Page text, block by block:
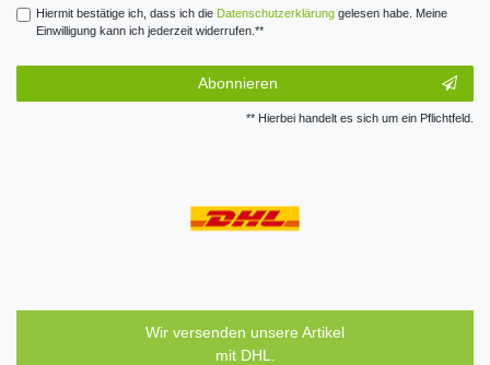
Hiermit bestätige ich, dass ich die Daten­schutz­erklärunggelesen habe. Meine
Einwilligung kann ich jederzeit widerrufen.**
Abonnieren
** Hierbei handelt es sich um ein Pflichtfeld.
Wir versenden unsere Artikel
mit DHL.